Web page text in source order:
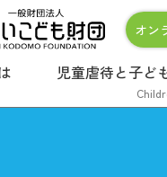
オン
児童虐待と子ど